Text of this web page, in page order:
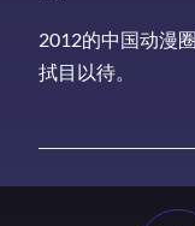
2012的中国动漫
拭目以待。